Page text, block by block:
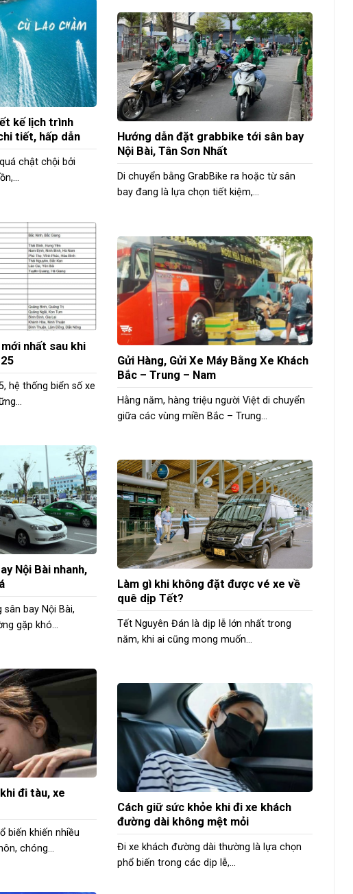
kế lịch trình
tiết, hấp dẫn
chật chội bởi
Hướng dẫn đặt grabbike tới sân bay
Nội Bài, Tân Sơn Nhất
Di chuyển bằng GrabBike ra hoặc từ sân
bay đang là lựa chọn tiết kiệm,...
nhất sau khi
hệ thống biển số xe
Gửi Hàng, Gửi Xe Máy Bằng Xe Khách
Bắc – Trung – Nam
Hằng năm, hàng triệu người Việt di chuyển
giữa các vùng miền Bắc – Trung...
Nội Bài nhanh,
bay Nội Bài,
gặp khó...
Làm gì khi không đặt được vé xe về
quê dịp Tết?
Tết Nguyên Đán là dịp lễ lớn nhất trong
năm, khi ai cũng mong muốn...
đi tàu, xe
biến khiến nhiều
chóng...
Cách giữ sức khỏe khi đi xe khách
đường dài không mệt mỏi
Đi xe khách đường dài thường là lựa chọn
phổ biến trong các dịp lễ,...